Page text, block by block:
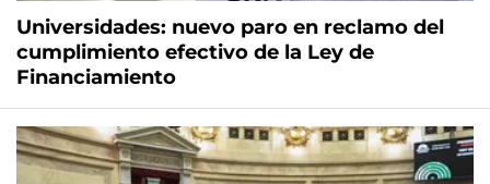
Universidades: nuevo paro en reclamo del
cumplimiento efectivo de la Ley de
Financiamiento